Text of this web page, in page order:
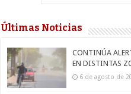
Últimas Noticias
CONTINÚA
EN DISTINTAS
6 de agosto de